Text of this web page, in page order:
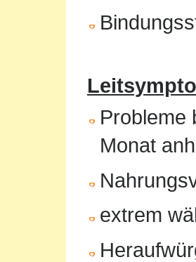
Probleme
Monat
extrem